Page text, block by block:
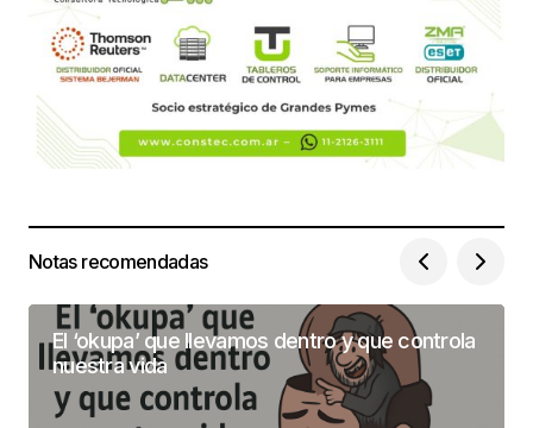
Notas recomendadas
El ‘okupa’ que llevamos dentro y que controla
nuestra vida